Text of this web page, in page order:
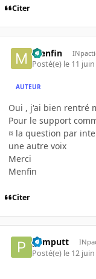
Citer
menfin
Posté(e) le 11
AUTEUR
Oui , j'ai bien rentré
Pour le support
¤ la question par
une autre voix
Merci
Menfin
Citer
pamputt
Posté(e) le 12